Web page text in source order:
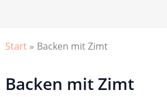
Start Backen mit Zimt
Backen mit Zimt